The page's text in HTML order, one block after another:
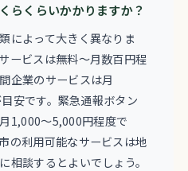
らくらいかかりますか？
によって大きく異なりま
ービスは無料〜月数百円程
企業のサービスは月
安です。緊急通報ボタン
1,000〜5,000円程度で
の利用可能なサービスは地
相談するとよいでしょう。